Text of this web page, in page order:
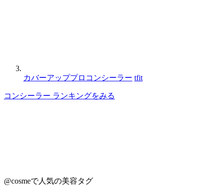
カバーアッププロコンシーラー tfit
コンシーラー ランキングをみる
@cosmeで人気の美容タグ